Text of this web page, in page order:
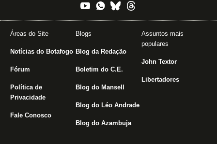
Áreas do Site
Notícias do Botafogo
Fórum
Política de
Privacidade
Fale Conosco
Blogs
Blog da Redação
Boletim do C.E.
Blog do Mansell
Blog do Léo Andrade
Blog do Azambuja
Assuntos mais
populares
John Textor
Libertadores